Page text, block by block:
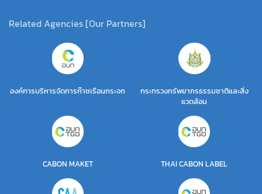
Related Agencies [Our Partners]
องค์การบริหารจัดการก๊าซเรือนกระจก
กระทรวงทรัพยากรธรรมชาติและสิ่ง
แวดล้อม
CABON MAKET THAI CABON LABEL